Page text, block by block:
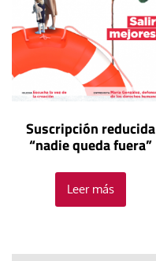
Suscripción reducida
“nadie queda fuera”
Leer más